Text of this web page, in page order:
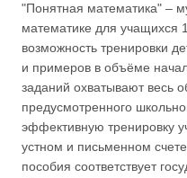
"Понятная математика" –
математике для учащихся
возможность тренировки
и примеров в объёме
заданий охватывают весь
предусмотренного
эффективную тренировку
устном и письменном
пособия соответствует